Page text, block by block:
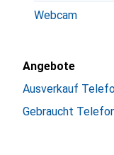
Webcam
Angebote
Ausverkauf
Gebraucht